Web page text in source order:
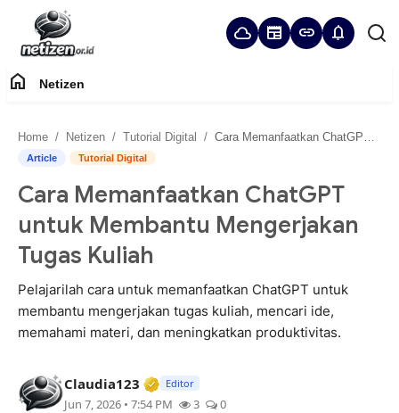
cloud newspaper link notifications
Panduan Komunitas
Netizen
home Netizen
Home Netizen Tutorial Digital Cara Memanfaatkan ChatGPT untuk Membantu Mengerjakan Tugas Kuliah
Article Tutorial Digital
Cara Memanfaatkan ChatGPT
untuk Membantu Mengerjakan
Tugas Kuliah
Pelajarilah cara untuk memanfaatkan ChatGPT untuk
membantu mengerjakan tugas kuliah, mencari ide,
memahami materi, dan meningkatkan produktivitas.
Claudia123 Verified Media or Organization •
Editor
Jun 7, 2026 • 7:54 PM 3 0